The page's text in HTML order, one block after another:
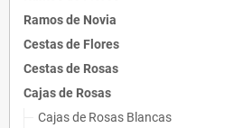
Ramos de Novia
Cestas de Flores
Cestas de Rosas
Cajas de Rosas
Cajas de Rosas Blancas